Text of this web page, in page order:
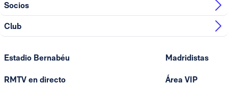
Socios
Club
Estadio Bernabéu
RMTV en directo
Madridistas
Área VIP